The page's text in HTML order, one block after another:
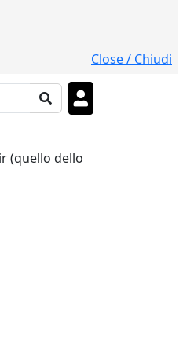
Close / Chiudi
(quello dello